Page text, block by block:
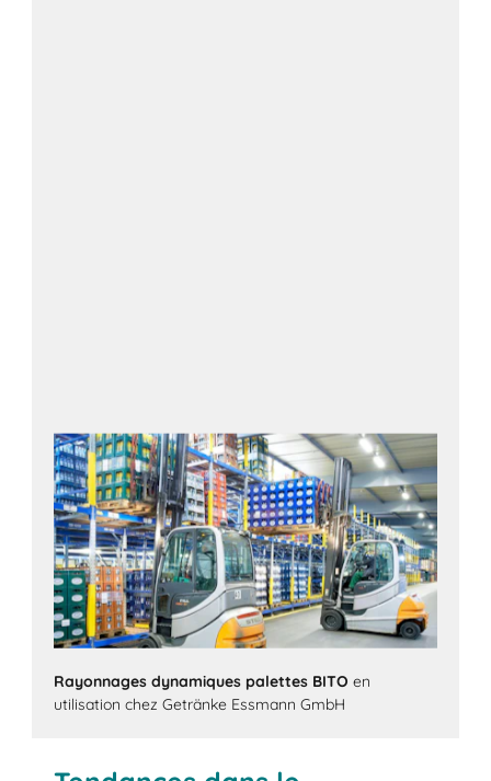
Rayonnages dynamiques palettes BITO en
utilisation chez Getränke Essmann GmbH